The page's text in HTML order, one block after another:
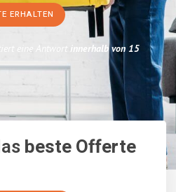
ERHALTEN
eine Antwort innerhalb von 15
beste Offerte